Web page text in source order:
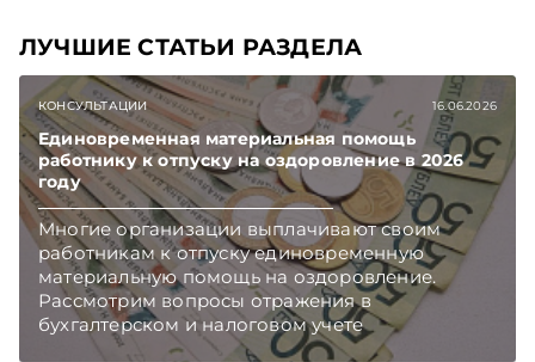
ЛУЧШИЕ СТАТЬИ РАЗДЕЛА
КОНСУЛЬТАЦИИ 16.06.2026
Единовременная материальная помощь
работнику к отпуску на оздоровление в 2026
году
Многие организации выплачивают своим
работникам к отпуску единовременную
материальную помощь на оздоровление.
Рассмотрим вопросы отражения в
бухгалтерском и налоговом учете
хозяйственных операций по начислению и